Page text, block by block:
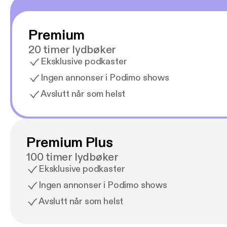
Premium
20 timer lydbøker
Eksklusive podkaster
Ingen annonser i Podimo shows
Avslutt når som helst
Premium Plus
100 timer lydbøker
Eksklusive podkaster
Ingen annonser i Podimo shows
Avslutt når som helst